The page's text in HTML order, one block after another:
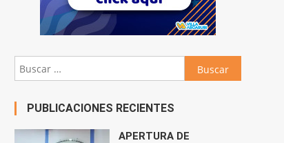
Buscar:
PUBLICACIONES RECIENTES
APERTURA DE